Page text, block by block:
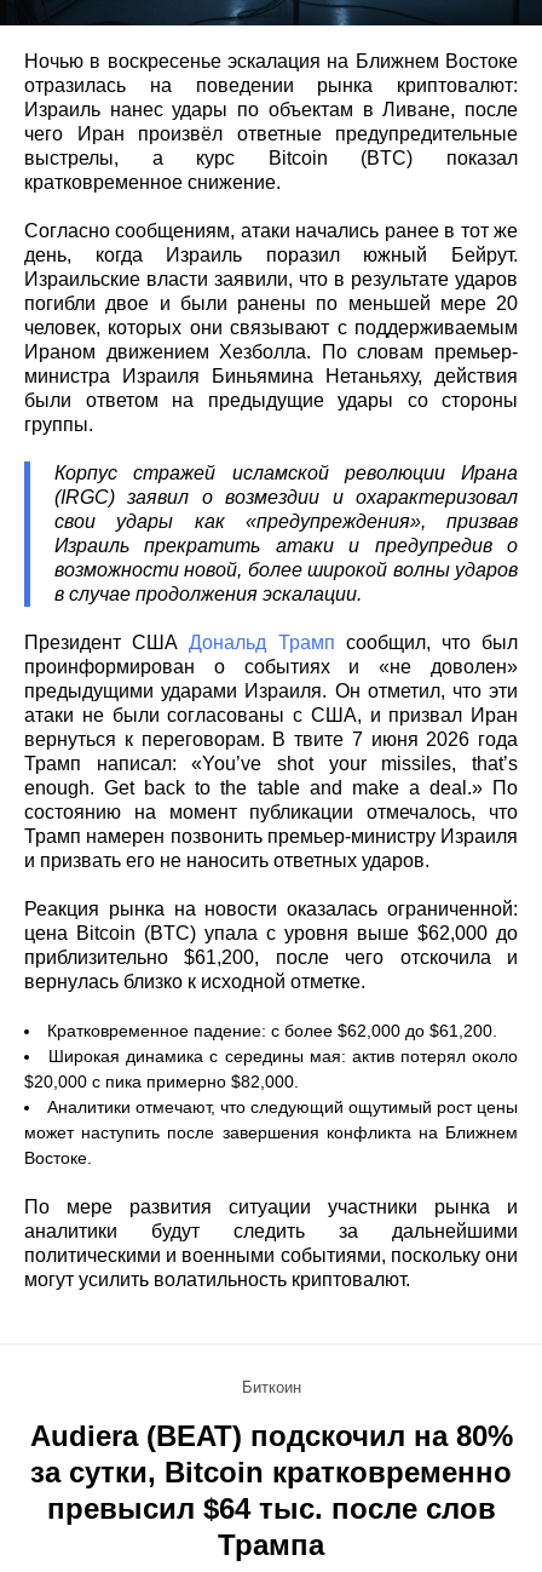
Ночью в воскресенье эскалация на Ближнем Востоке
отразилась на поведении рынка криптовалют:
Израиль нанес удары по объектам в Ливане, после
чего Иран произвёл ответные предупредительные
выстрелы, а курс Bitcoin (BTC) показал
кратковременное снижение.
Согласно сообщениям, атаки начались ранее в тот же
день, когда Израиль поразил южный Бейрут.
Израильские власти заявили, что в результате ударов
погибли двое и были ранены по меньшей мере 20
человек, которых они связывают с поддерживаемым
Ираном движением Хезболла. По словам премьер-
министра Израиля Биньямина Нетаньяху, действия
были ответом на предыдущие удары со стороны
группы.
Корпус стражей исламской революции Ирана
(IRGC) заявил о возмездии и охарактеризовал
свои удары как «предупреждения», призвав
Израиль прекратить атаки и предупредив о
возможности новой, более широкой волны ударов
в случае продолжения эскалации.
Президент СШАДональд Трамп сообщил, что был
проинформирован о событиях и «не доволен»
предыдущими ударами Израиля. Он отметил, что эти
атаки не были согласованы с США, и призвал Иран
вернуться к переговорам. В твите 7 июня 2026 года
Трамп написал: «You’ve shot your missiles, that’s
enough. Get back to the table and make a deal.» По
состоянию на момент публикации отмечалось, что
Трамп намерен позвонить премьер-министру Израиля
и призвать его не наносить ответных ударов.
Реакция рынка на новости оказалась ограниченной:
цена Bitcoin (BTC) упала с уровня выше $62,000 до
приблизительно $61,200, после чего отскочила и
вернулась близко к исходной отметке.
Кратковременное падение: с более $62,000 до $61,200.
Широкая динамика с середины мая: актив потерял около
$20,000 с пика примерно $82,000.
Аналитики отмечают, что следующий ощутимый рост цены
может наступить после завершения конфликта на Ближнем
Востоке.
По мере развития ситуации участники рынка и
аналитики будут следить за дальнейшими
политическими и военными событиями, поскольку они
могут усилить волатильность криптовалют.
Биткоин
Audiera (BEAT) подскочил на 80%
за сутки, Bitcoin кратковременно
превысил $64 тыс. после слов
Трампа